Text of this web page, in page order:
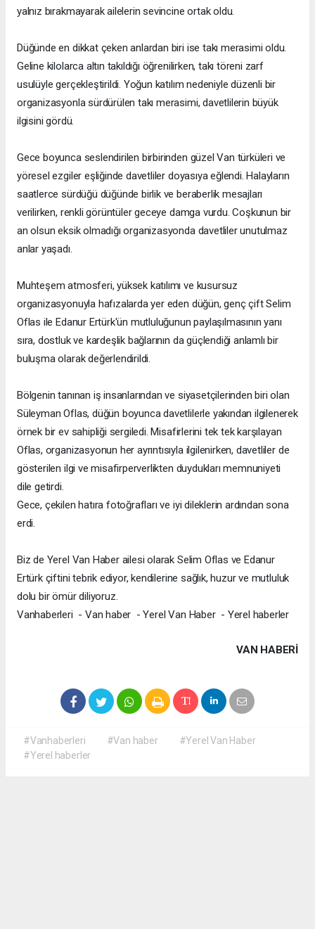
yalnız bırakmayarak ailelerin sevincine ortak oldu.
Düğünde en dikkat çeken anlardan biri ise takı merasimi oldu.
Geline kilolarca altın takıldığı öğrenilirken, takı töreni zarf
usulüyle gerçekleştirildi. Yoğun katılım nedeniyle düzenli bir
organizasyonla sürdürülen takı merasimi, davetlilerin büyük
ilgisini gördü.
Gece boyunca seslendirilen birbirinden güzel Van türküleri ve
yöresel ezgiler eşliğinde davetliler doyasıya eğlendi. Halayların
saatlerce sürdüğü düğünde birlik ve beraberlik mesajları
verilirken, renkli görüntüler geceye damga vurdu. Coşkunun bir
an olsun eksik olmadığı organizasyonda davetliler unutulmaz
anlar yaşadı.
Muhteşem atmosferi, yüksek katılımı ve kusursuz
organizasyonuyla hafızalarda yer eden düğün, genç çift Selim
Oflas ile Edanur Ertürk'ün mutluluğunun paylaşılmasının yanı
sıra, dostluk ve kardeşlik bağlarının da güçlendiği anlamlı bir
buluşma olarak değerlendirildi.
Bölgenin tanınan iş insanlarından ve siyasetçilerinden biri olan
Süleyman Oflas, düğün boyunca davetlilerle yakından ilgilenerek
örnek bir ev sahipliği sergiledi. Misafirlerini tek tek karşılayan
Oflas, organizasyonun her ayrıntısıyla ilgilenirken, davetliler de
gösterilen ilgi ve misafirperverlikten duydukları memnuniyeti
dile getirdi.
Gece, çekilen hatıra fotoğrafları ve iyi dileklerin ardından sona
erdi.
Biz de Yerel Van Haber ailesi olarak Selim Oflas ve Edanur
Ertürk çiftini tebrik ediyor, kendilerine sağlık, huzur ve mutluluk
dolu bir ömür diliyoruz.
Vanhaberleri - Van haber - Yerel Van Haber - Yerel haberler
VAN HABERİ
#Vanhaberleri #Van haber
#Yerel Van Haber
#Yerel haberler